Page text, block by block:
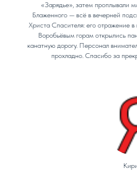
«Зарядье», затем проплывали
Блаженного — всё в вечерней
Христа Спасителя: его отражение
Воробьёвым горам открылись
канатную дорогу. Персонал
прохладно. Спасибо за